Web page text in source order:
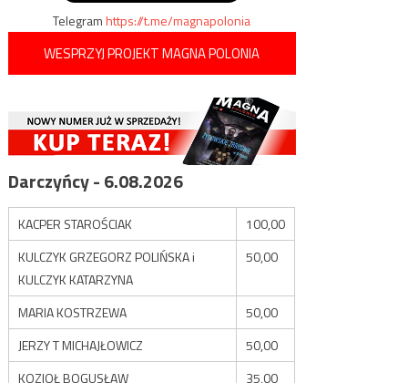
Telegramhttps://t.me/magnapolonia
WESPRZYJ PROJEKT MAGNA POLONIA
Darczyńcy - 6.08.2026
KACPER STAROŚCIAK
100,00
KULCZYK GRZEGORZ POLIŃSKA i
KULCZYK KATARZYNA
50,00
MARIA KOSTRZEWA
50,00
JERZY T MICHAJŁOWICZ
50,00
KOZIOŁ BOGUSŁAW
35,00